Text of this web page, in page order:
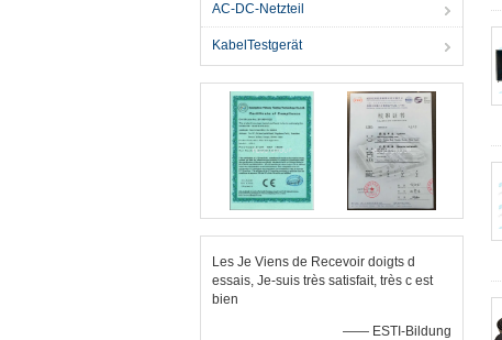
AC-DC-Netzteil
KabelTestgerät
Les Je Viens de Recevoir doigts d
essais, Je-suis très satisfait, très c est
bien
—— ESTI-Bildung